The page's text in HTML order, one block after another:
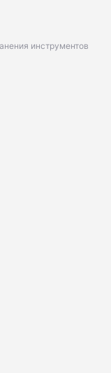
инструментов